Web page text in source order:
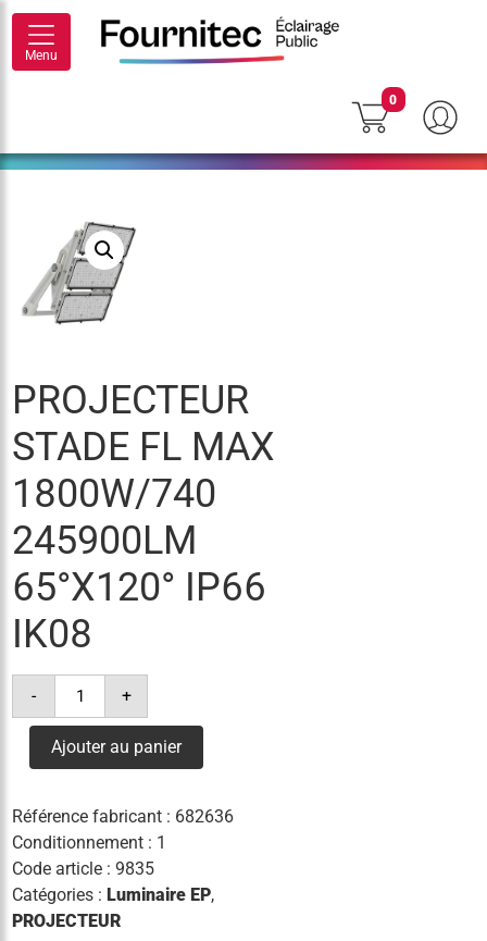
Menu
0
PROJECTEUR
STADE FL MAX
1800W/740
245900LM
65°X120° IP66
IK08
-
quantité
projecteur
fl
max
65°x120°
ip66
ik08
+
Ajouter au panier
Référence fabricant : 682636
Conditionnement : 1
Code article :9835
Catégories :Luminaire EP,
PROJECTEUR